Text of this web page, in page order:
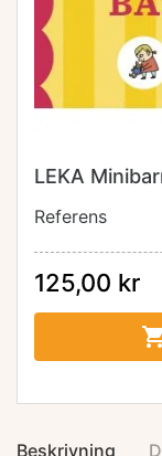
LEKA
Referens
125,00 kr
Beskrivning